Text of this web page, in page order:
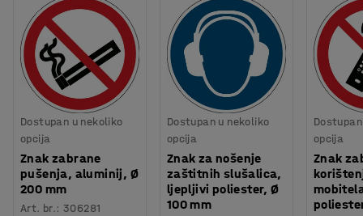
Dostupan u nekoliko
opcija
Znak zabrane
pušenja, aluminij, Ø
200 mm
Art. br.:306281
Dostupan u nekoliko
opcija
Znak za nošenje
zaštitnih slušalica,
ljepljivi poliester, Ø
100 mm
opcija
Znak